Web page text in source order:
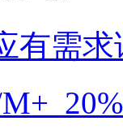
有需求